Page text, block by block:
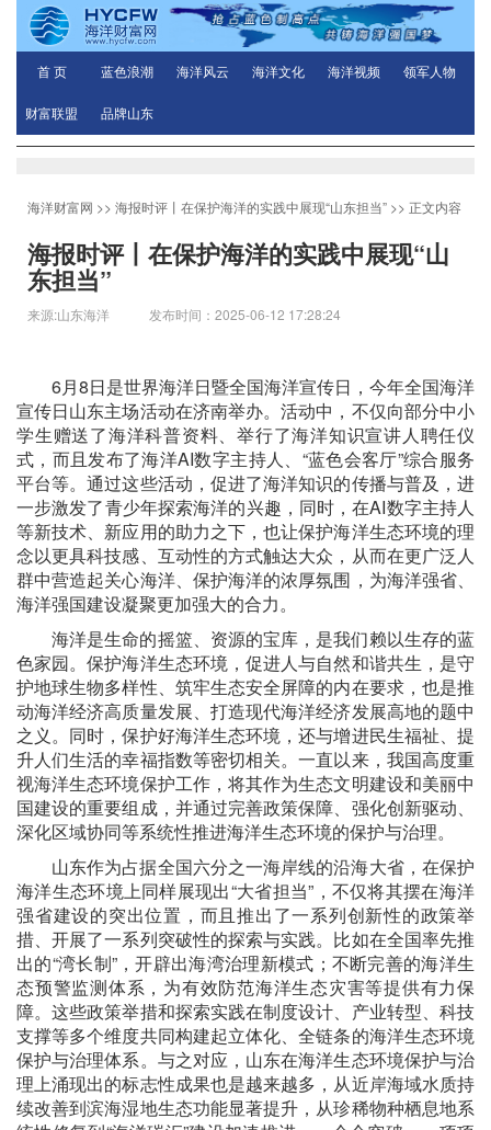
首 页 蓝色浪潮 海洋风云 海洋文化 海洋视频 领军人物
财富联盟 品牌山东
海洋财富网 >> 海报时评丨在保护海洋的实践中展现“山东担当” >> 正文内容
海报时评丨在保护海洋的实践中展现“山
东担当”
来源:山东海洋 发布时间：2025-06-12 17:28:24
6月8日是世界海洋日暨全国海洋宣传日，今年全国海洋
宣传日山东主场活动在济南举办。活动中，不仅向部分中小
学生赠送了海洋科普资料、举行了海洋知识宣讲人聘任仪
式，而且发布了海洋AI数字主持人、“蓝色会客厅”综合服务
平台等。通过这些活动，促进了海洋知识的传播与普及，进
一步激发了青少年探索海洋的兴趣，同时，在AI数字主持人
等新技术、新应用的助力之下，也让保护海洋生态环境的理
念以更具科技感、互动性的方式触达大众，从而在更广泛人
群中营造起关心海洋、保护海洋的浓厚氛围，为海洋强省、
海洋强国建设凝聚更加强大的合力。
海洋是生命的摇篮、资源的宝库，是我们赖以生存的蓝
色家园。保护海洋生态环境，促进人与自然和谐共生，是守
护地球生物多样性、筑牢生态安全屏障的内在要求，也是推
动海洋经济高质量发展、打造现代海洋经济发展高地的题中
之义。同时，保护好海洋生态环境，还与增进民生福祉、提
升人们生活的幸福指数等密切相关。一直以来，我国高度重
视海洋生态环境保护工作，将其作为生态文明建设和美丽中
国建设的重要组成，并通过完善政策保障、强化创新驱动、
深化区域协同等系统性推进海洋生态环境的保护与治理。
山东作为占据全国六分之一海岸线的沿海大省，在保护
海洋生态环境上同样展现出“大省担当”，不仅将其摆在海洋
强省建设的突出位置，而且推出了一系列创新性的政策举
措、开展了一系列突破性的探索与实践。比如在全国率先推
出的“湾长制”，开辟出海湾治理新模式；不断完善的海洋生
态预警监测体系，为有效防范海洋生态灾害等提供有力保
障。这些政策举措和探索实践在制度设计、产业转型、科技
支撑等多个维度共同构建起立体化、全链条的海洋生态环境
保护与治理体系。与之对应，山东在海洋生态环境保护与治
理上涌现出的标志性成果也是越来越多，从近岸海域水质持
续改善到滨海湿地生态功能显著提升，从珍稀物种栖息地系